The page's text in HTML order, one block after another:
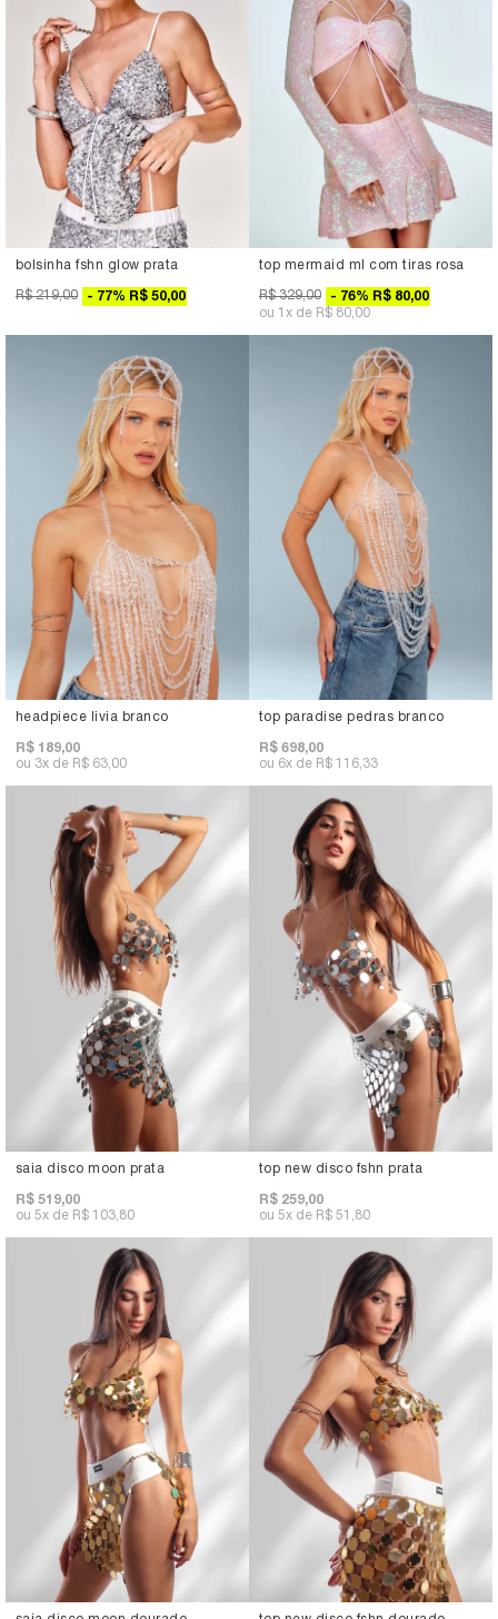
bolsinha fshn glow prata
R$ 219,00 R$ 50,00
77%
top mermaid ml com tiras rosa
R$ 329,00 R$ 80,00
76%
1x R$ 80,00
headpiece livia branco
R$ 189,00
3x R$ 63,00
top paradise pedras branco
R$ 698,00
6x R$ 116,33
saia disco moon prata
R$ 519,00
5x R$ 103,80
top new disco fshn prata
R$ 259,00
5x R$ 51,80